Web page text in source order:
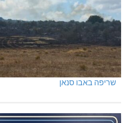
שריפה באבו סנאן